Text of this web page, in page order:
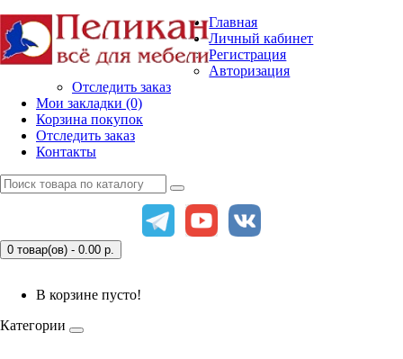
Главная
Личный кабинет
Регистрация
Авторизация
Отследить заказ
Мои закладки (0)
Корзина покупок
Отследить заказ
Контакты
0 товар(ов) - 0.00 р.
В корзине пусто!
Категории